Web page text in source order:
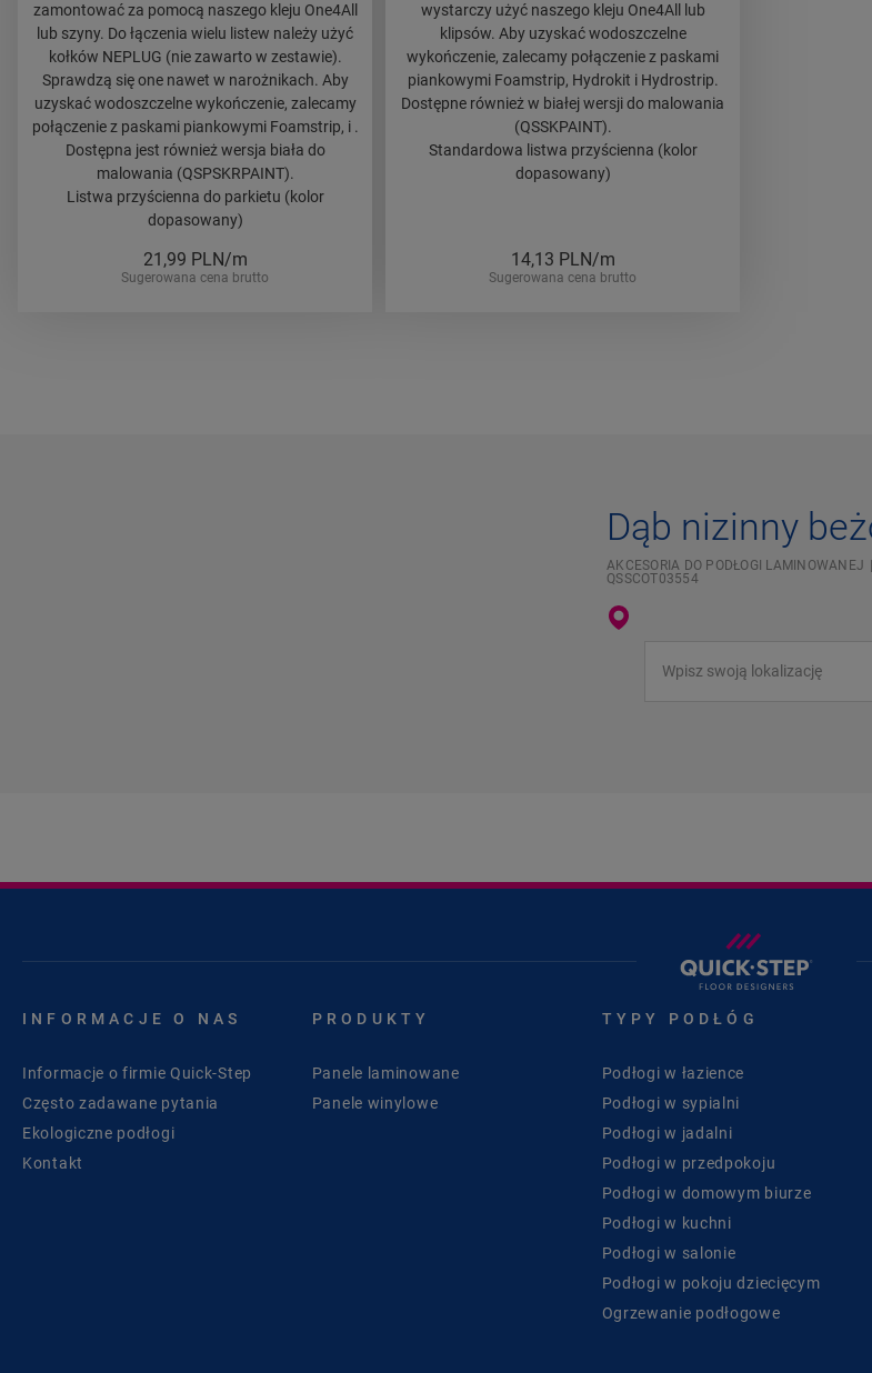
zamontować za pomocą naszego kleju One4All
lub szyny. Do łączenia wielu listew należy użyć
kołków NEPLUG (nie zawarto w zestawie).
Sprawdzą się one nawet w narożnikach. Aby
uzyskać wodoszczelne wykończenie, zalecamy
połączenie z paskami piankowymi Foamstrip, i .
Dostępna jest również wersja biała do
malowania (QSPSKRPAINT).
Listwa przyścienna do parkietu (kolor
dopasowany)
21,99 PLN/m
Sugerowana cena brutto
wystarczy użyć naszego kleju One4All lub
klipsów. Aby uzyskać wodoszczelne
wykończenie, zalecamy połączenie z paskami
piankowymi Foamstrip, Hydrokit i Hydrostrip.
Dostępne również w białej wersji do malowania
(QSSKPAINT).
Standardowa listwa przyścienna (kolor
dopasowany)
14,13 PLN/m
Sugerowana cena brutto
Dąb nizinny
AKCESORIA DO PODŁOGI LAMINOWANEJ
QSSCOT03554
INFORMACJE O NAS
Informacje o firmie Quick-Step
Często zadawane pytania
Ekologiczne podłogi
Kontakt
PRODUKTY
Panele laminowane
Panele winylowe
TYPY PODŁÓG
Podłogi w łazience
Podłogi w sypialni
Podłogi w jadalni
Podłogi w przedpokoju
Podłogi w domowym biurze
Podłogi w kuchni
Podłogi w salonie
Podłogi w pokoju dziecięcym
Ogrzewanie podłogowe